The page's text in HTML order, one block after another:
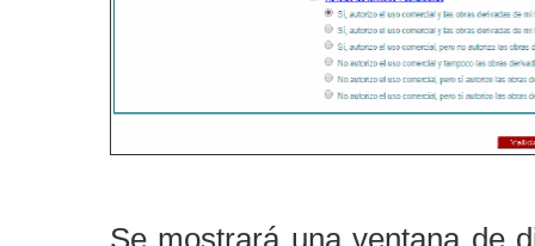
Se mostrará una ventana de